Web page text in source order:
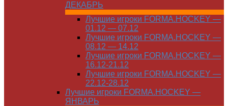
ДЕКАБРЬ
Лучшие игроки FORMA.HOCKEY —
01.12 — 07.12
Лучшие игроки FORMA.HOCKEY —
08.12 — 14.12
Лучшие игроки FORMA.HOCKEY —
16.12-21.12
Лучшие игроки FORMA.HOCKEY —
22.12-28.12
Лучшие игроки FORMA.HOCKEY —
ЯНВАРЬ